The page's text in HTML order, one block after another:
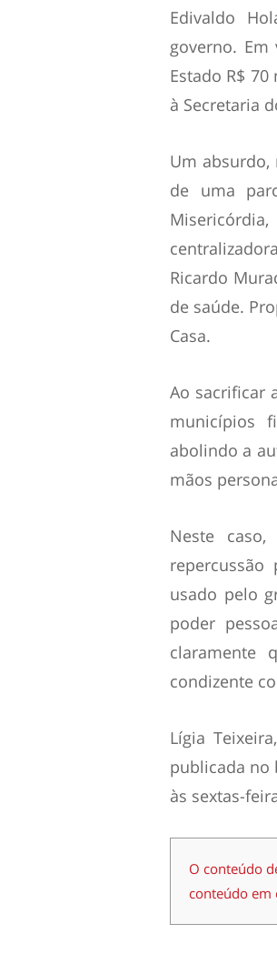
Edivaldo
governo.
Estado R$
à Secretaria
Um
de uma
Ricardo
de saúde.
Casa.
Ao sacrificar
municípios
abolindo a
mãos
Neste
usado pelo
poder
claramente
condizente
Lígia
publicada no
às sextas-
O conteúdo
conteúdo em